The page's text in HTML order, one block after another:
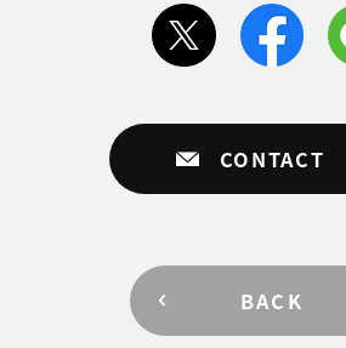
CONTACT
BACK